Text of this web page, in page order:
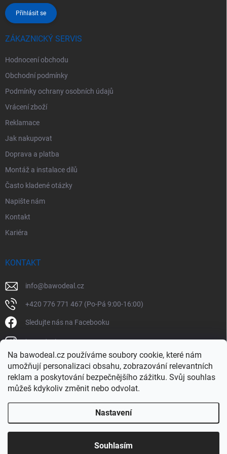
Na bawodeal.cz používáme soubory cookie, které nám
umožňují personalizaci obsahu, zobrazování relevantních
reklam a poskytování bezpečnějšího zážitku. Svůj souhlas
můžeš kdykoliv změnit nebo odvolat.
Nastavení
Souhlasím
Přihlásit se
ZÁKAZNICKÝ SERVIS
Hodnocení obchodu
Obchodní podmínky
Podmínky ochrany osobních údajů
Vrácení zboží
Reklamace
Jak nakupovat
Doprava a platba
Montáž a instalace dílů
Často kladené otázky
Napište nám
Kontakt
Kariéra
KONTAKT
info@bawodeal.cz
+420 776 771 467 (Po-Pá 9:00-16:00)
Sledujte nás na Facebooku
bawodealcz
@bawodealcz
BAWODEAL.cz . Všechna práva vyhrazena.